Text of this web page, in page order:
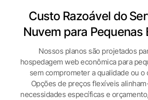
Custo Razoável do
Nuvem para Pequenas
Nossos planos são projetados
hospedagem web econômica para
sem comprometer a qualidade ou o
Opções de preços flexíveis
necessidades específicas e